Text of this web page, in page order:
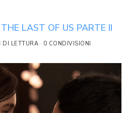
LAST OF US PARTE II
DI LETTURA 0 CONDIVISIONI